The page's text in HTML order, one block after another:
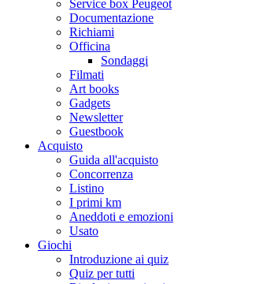
Service box Peugeot
Documentazione
Richiami
Officina
Sondaggi
Filmati
Art books
Gadgets
Newsletter
Guestbook
Acquisto
Guida all'acquisto
Concorrenza
Listino
I primi km
Aneddoti e emozioni
Usato
Giochi
Introduzione ai quiz
Quiz per tutti